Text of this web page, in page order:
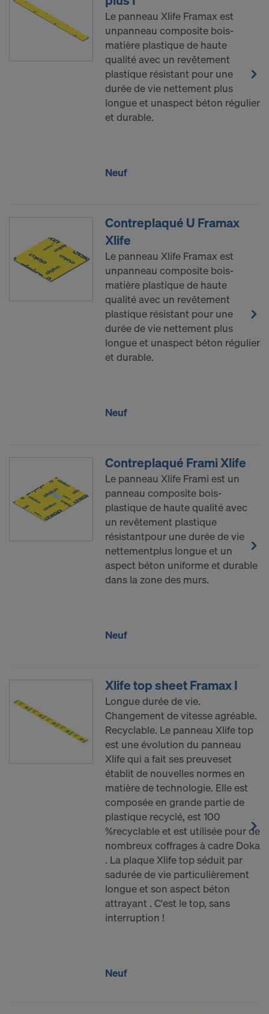
Le panneau Xlife Framax est
unpanneau composite bois-
matière plastique de haute
qualité avec un revêtement
plastique résistant pour une
durée de vie nettement plus
longue et unaspect béton régulier
et durable.
Neuf
Contreplaqué U Framax
Xlife
Le panneau Xlife Framax est
unpanneau composite bois-
matière plastique de haute
qualité avec un revêtement
plastique résistant pour une
durée de vie nettement plus
longue et unaspect béton régulier
et durable.
Neuf
Contreplaqué Frami Xlife
Le panneau Xlife Frami est un
panneau composite bois-
plastique de haute qualité avec
un revêtement plastique
résistantpour une durée de vie
nettementplus longue et un
aspect béton uniforme et durable
dans la zone des murs.
Neuf
Xlife top sheet Framax I
Longue durée de vie.
Changement de vitesse agréable.
Recyclable. Le panneau Xlife top
est une évolution du panneau
Xlife qui a fait ses preuveset
établit de nouvelles normes en
matière de technologie. Elle est
composée en grande partie de
plastique recyclé, est 100
%recyclable et est utilisée pour de
nombreux coffrages à cadre Doka
. La plaque Xlife top séduit par
sadurée de vie particulièrement
longue et son aspect béton
attrayant . C'est le top, sans
interruption !
Neuf